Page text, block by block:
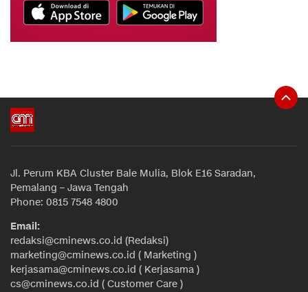
Jl. Perum KBA Cluster Bale Mulia, Blok E16 Saradan,
Pemalang – Jawa Tengah
Phone: 0815 7548 4800
Email:
redaksi@cminews.co.id (Redaksi)
marketing@cminews.co.id ( Marketing )
kerjasama@cminews.co.id ( Kerjasama )
cs@cminews.co.id ( Customer Care )